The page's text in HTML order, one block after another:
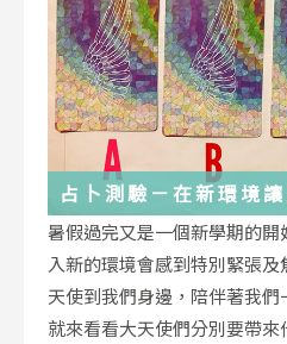
占卜測驗－在新環境
暑假過完又是一個新學期的
入新的環境會感到特別緊張
天使到我們身邊，陪伴著我
就來看看大天使們分別要帶來